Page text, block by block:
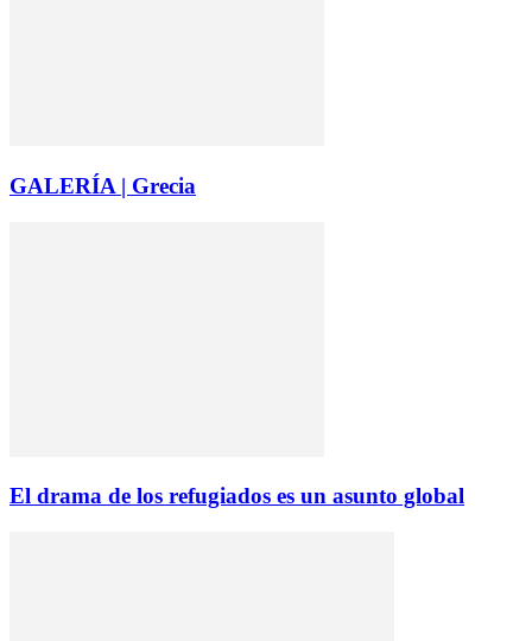
GALERÍA | Grecia
El drama de los refugiados es un asunto global